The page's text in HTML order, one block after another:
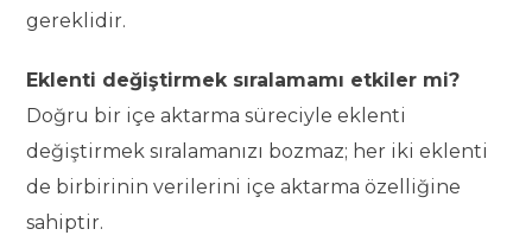
gereklidir.
Eklenti değiştirmek sıralamamı etkiler mi?
Doğru bir içe aktarma süreciyle eklenti
değiştirmek sıralamanızı bozmaz; her iki eklenti
de birbirinin verilerini içe aktarma özelliğine
sahiptir.